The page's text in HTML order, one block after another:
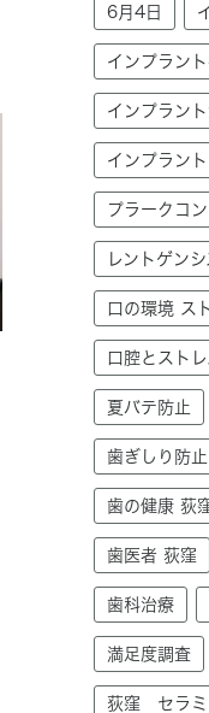
6月4日
インプラン
インプラン
インプラン
プラークコ
レントゲン
口の環境 ス
口腔とストレ
夏バテ防止
歯ぎしり防止
歯の健康 荻
歯医者 荻窪
歯科治療
満足度調査
荻窪 セラミ